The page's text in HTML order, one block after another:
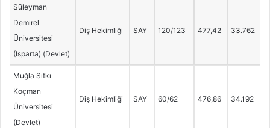
Süleyman
Demirel
Üniversitesi
(Isparta) (Devlet)
Diş Hekimliği SAY 120/123 477,42 33.762
Muğla Sıtkı
Koçman
Üniversitesi
(Devlet)
Diş Hekimliği SAY 60/62 476,86 34.192